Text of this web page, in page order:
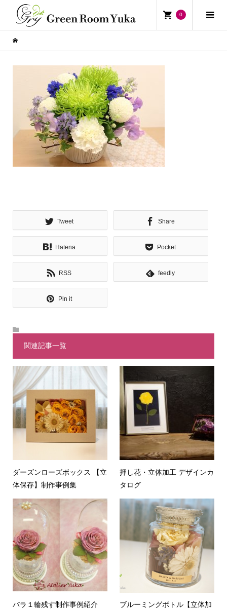
0
Tweet Share
Hatena Pocket
RSS feedly
Pin it
関連記事一覧
ダーズンローズボックス 【立
体保存】制作事例集
押し花・立体加工 デザインカ
タログ
バラ１輪残す制作事例紹介
ブルーミングボトル【立体加